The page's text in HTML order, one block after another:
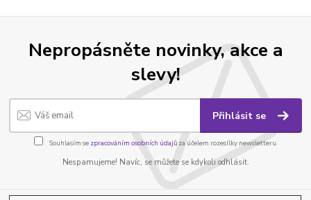
Nepropásněte novinky, akce a
slevy!
Přihlásit se
Souhlasím se zpracováním osobních údajůza účelem rozesílky newsletteru.
Nespamujeme! Navíc, se můžete se kdykoli odhlásit.